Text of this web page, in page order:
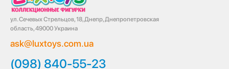
ул. Сечевых Стрельцов, 18, Днепр, Днепропетровская
область, 49000 Украина
ask@luxtoys.com.ua
(098) 840-55-23